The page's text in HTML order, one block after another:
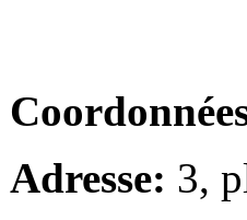
Adresse: 3,